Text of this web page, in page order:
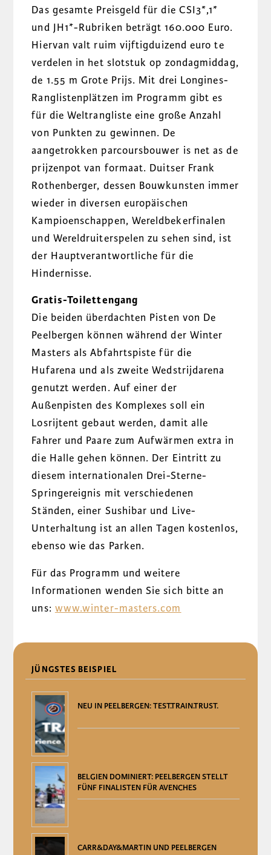
Das gesamte Preisgeld für die CSI3*,1*
und JH1*-Rubriken beträgt 160.000 Euro.
Hiervan valt ruim vijftigduizend euro te
verdelen in het slotstuk op zondagmiddag,
de 1.55 m Grote Prijs. Mit drei Longines-
Ranglistenplätzen im Programm gibt es
für die Weltrangliste eine große Anzahl
von Punkten zu gewinnen. De
aangetrokken parcoursbouwer is net as de
prijzenpot van formaat. Duitser Frank
Rothenberger, dessen Bouwkunsten immer
wieder in diversen europäischen
Kampioenschappen, Wereldbekerfinalen
und Wereldruiterspelen zu sehen sind, ist
der Hauptverantwortliche für die
Hindernisse.
Gratis-Toilettengang
Die beiden überdachten Pisten von De
Peelbergen können während der Winter
Masters als Abfahrtspiste für die
Hufarena und als zweite Wedstrijdarena
genutzt werden. Auf einer der
Außenpisten des Komplexes soll ein
Losrijtent gebaut werden, damit alle
Fahrer und Paare zum Aufwärmen extra in
die Halle gehen können. Der Eintritt zu
diesem internationalen Drei-Sterne-
Springereignis mit verschiedenen
Ständen, einer Sushibar und Live-
Unterhaltung ist an allen Tagen kostenlos,
ebenso wie das Parken.
Für das Programm und weitere
Informationen wenden Sie sich bitte an
uns: www.winter-masters.com
JÜNGSTES BEISPIEL
NEU IN PEELBERGEN: TEST.TRAIN.TRUST.
BELGIEN DOMINIERT: PEELBERGEN STELLT
FÜNF FINALISTEN FÜR AVENCHES
CARR&DAY&MARTIN UND PEELBERGEN